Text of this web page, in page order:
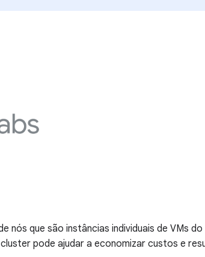
que são instâncias individuais de VMs
pode ajudar a economizar custos e